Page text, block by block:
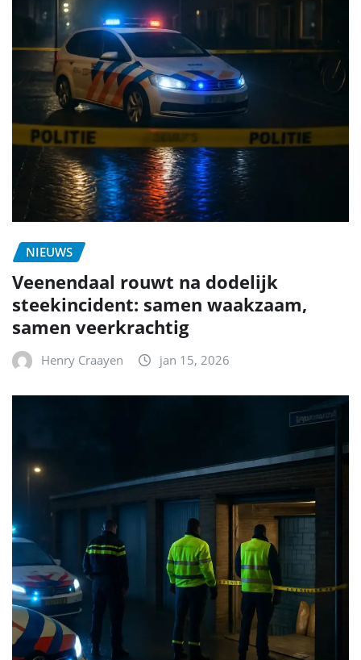
NIEUWS
Veenendaal rouwt na dodelijk
steekincident: samen waakzaam,
samen veerkrachtig
Henry Craayen jan 15, 2026